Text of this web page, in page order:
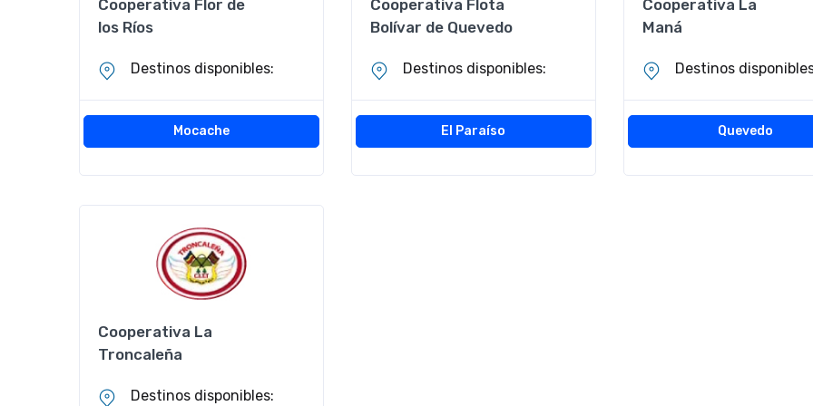
Cooperativa Flor de
los Ríos
Destinos disponibles:
Mocache
Cooperativa Flota
Bolívar de Quevedo
Destinos disponibles:
El Paraíso
Cooperativa La
Maná
Destinos
Quevedo
Cooperativa La
Troncaleña
Destinos disponibles: